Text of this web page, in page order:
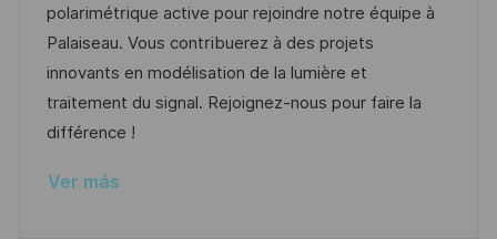
c
i
ó
n
a
d
e
p
u
l
e
m
p
l
g
o
r
í
polarimétrique active pour rejoindre notre équipe à
Palaiseau. Vous contribuerez à des projets
innovants en modélisation de la lumière et
traitement du signal. Rejoignez-nous pour faire la
différence !
Ver más